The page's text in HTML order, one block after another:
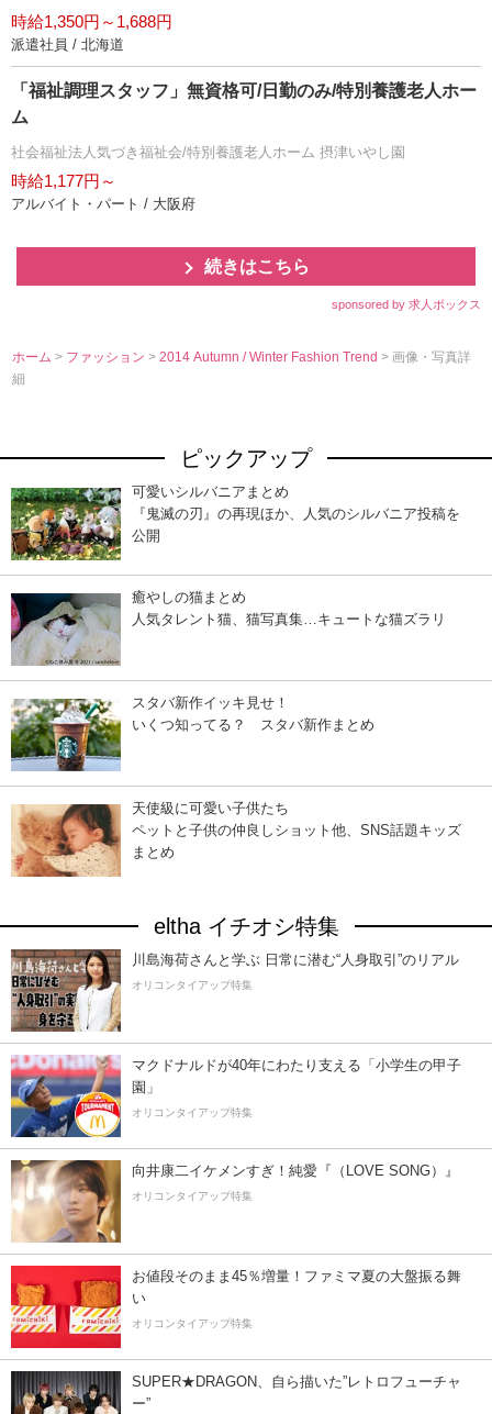
時給1,350円～1,688円
派遣社員 / 北海道
「福祉調理スタッフ」無資格可/日勤のみ/特別養護老人ホー
ム
社会福祉法人気づき福祉会/特別養護老人ホーム 摂津いやし園
時給1,177円～
アルバイト・パート / 大阪府
続きはこちら
sponsored by 求人ボックス
ホーム > ファッション>2014 Autumn / Winter Fashion Trend> 画像・写真詳
細
ピックアップ
可愛いシルバニアまとめ
『鬼滅の刃』の再現ほか、人気のシルバニア投稿を
公開
癒やしの猫まとめ
人気タレント猫、猫写真集…キュートな猫ズラリ
スタバ新作イッキ見せ！
いくつ知ってる？ スタバ新作まとめ
天使級に可愛い子供たち
ペットと子供の仲良しショット他、SNS話題キッズ
まとめ
eltha イチオシ特集
川島海荷さんと学ぶ 日常に潜む“人身取引”のリアル
オリコンタイアップ特集
マクドナルドが40年にわたり支える「小学生の甲子
園」
オリコンタイアップ特集
向井康二イケメンすぎ！純愛『（LOVE SONG）』
オリコンタイアップ特集
お値段そのまま45％増量！ファミマ夏の大盤振る舞
い
オリコンタイアップ特集
SUPER★DRAGON、自ら描いた”レトロフューチャ
ー”